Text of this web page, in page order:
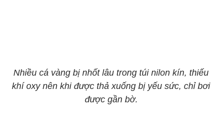
Nhiều cá vàng bị nhốt lâu trong túi nilon kín, thiếu
khí oxy nên khi được thả xuống bị yếu sức, chỉ bơi
được gần bờ.